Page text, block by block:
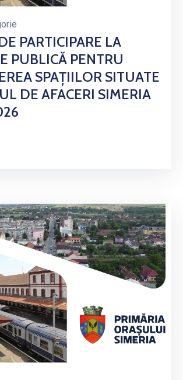
PARTICIPARE LA
PUBLICĂ PENTRU
SPAȚIILOR SITUATE
DE AFACERI SIMERIA